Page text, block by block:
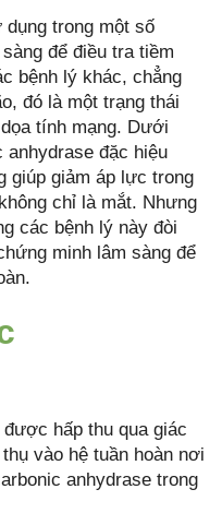
trong một số
để điều tra tiềm
bệnh lý khác, chẳng
đó là một trạng thái
tính mạng. Dưới
đặc hiệu
giúp giảm áp lực trong
chỉ là mắt. Nhưng
các bệnh lý này đòi
minh lâm sàng để
hấp thu qua giác
vào hệ tuần hoàn nơi
anhydrase trong